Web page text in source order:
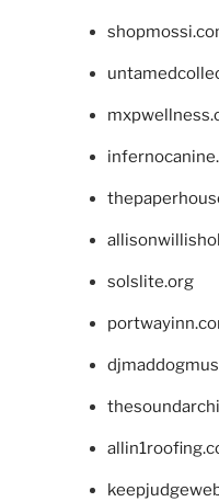
solslite.org